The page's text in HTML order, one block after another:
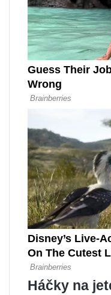
Háčky na